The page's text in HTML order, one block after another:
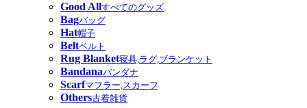
Good Allすべてのグッズ
Bagバッグ
Hat帽子
Beltベルト
Rug Blanket寝具,ラグ,ブランケット
Bandanaバンダナ
Scarfマフラー,スカーフ
Others古着雑貨